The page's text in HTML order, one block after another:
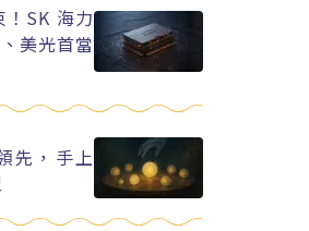
SK 海力
美光首當
先，手上